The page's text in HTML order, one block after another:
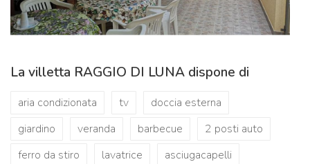
La villetta RAGGIO DI LUNA dispone di
aria condizionata tv
doccia esterna
giardino
veranda barbecue
2 posti auto
ferro da stiro
lavatrice
asciugacapelli